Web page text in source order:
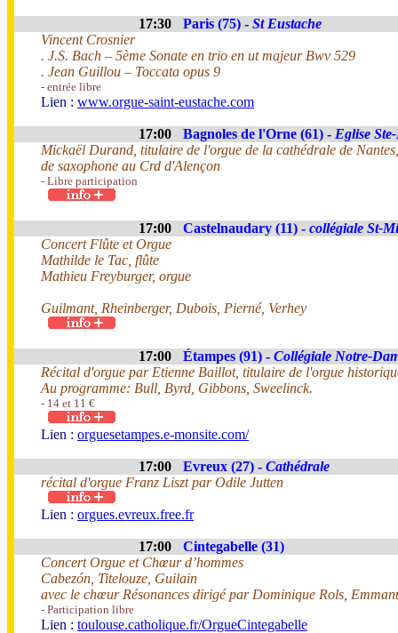
17:30 Paris (75) - St Eustache
Vincent Crosnier
. J.S. Bach – 5ème Sonate en trio en ut majeur Bwv 529
. Jean Guillou – Toccata opus 9
- entrée libre
Lien : www.orgue-saint-eustache.com
17:00 Bagnoles de l'Orne (61) - Eglise
Mickaël Durand, titulaire de l'orgue de la cathédrale de
de saxophone au Crd d'Alençon
- Libre participation
17:00 Castelnaudary (11) - collégiale St-
Concert Flûte et Orgue
Mathilde le Tac, flûte
Mathieu Freyburger, orgue
Guilmant, Rheinberger, Dubois, Pierné, Verhey
17:00 Étampes (91) - Collégiale Notre-
Récital d'orgue par Etienne Baillot, titulaire de l'orgue
Au programme: Bull, Byrd, Gibbons, Sweelinck.
- 14 et 11 €
Lien : orguesetampes.e-monsite.com/
17:00 Evreux (27) - Cathédrale
récital d'orgue Franz Liszt par Odile Jutten
Lien : orgues.evreux.free.fr
17:00
Cintegabelle (31)
Concert Orgue et Chœur d’hommes
Cabezón, Titelouze, Guilain
avec le chœur Résonances dirigé par Dominique Rols,
- Participation libre
Lien : toulouse.catholique.fr/OrgueCintegabelle